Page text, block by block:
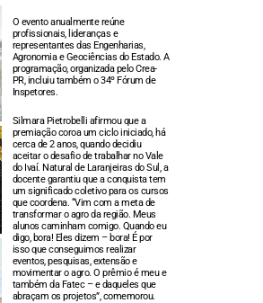
O evento anualmente reúne
profissionais, lideranças e
representantes das Engenharias,
Agronomia e Geociências do Estado. A
programação, organizada pelo Crea-
PR, incluiu também o 34º Fórum de
Inspetores.
Silmara Pietrobelli afirmou que a
premiação coroa um ciclo iniciado, há
cerca de 2 anos, quando decidiu
aceitar o desafio de trabalhar no Vale
do Ivaí. Natural de Laranjeiras do Sul, a
docente garantiu que a conquista tem
um significado coletivo para os cursos
que coordena. “Vim com a meta de
transformar o agro da região. Meus
alunos caminham comigo. Quando eu
digo, bora! Eles dizem – bora! É por
isso que conseguimos realizar
eventos, pesquisas, extensão e
movimentar o agro. O prêmio é meu e
também da Fatec – e daqueles que
abraçam os projetos”, comemorou.